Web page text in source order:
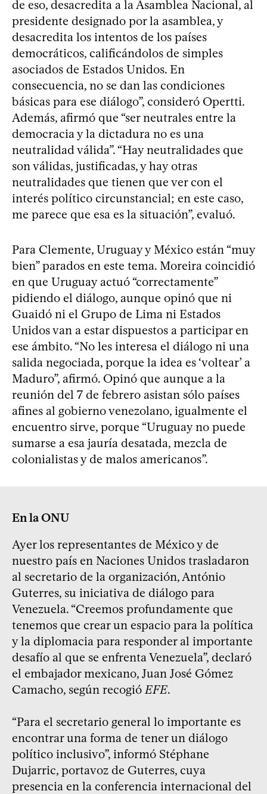
de eso, desacredita a la Asamblea Nacional, al
presidente designado por la asamblea, y
desacredita los intentos de los países
democráticos, calificándolos de simples
asociados de Estados Unidos. En
consecuencia, no se dan las condiciones
básicas para ese diálogo”, consideró Opertti.
Además, afirmó que “ser neutrales entre la
democracia y la dictadura no es una
neutralidad válida”. “Hay neutralidades que
son válidas, justificadas, y hay otras
neutralidades que tienen que ver con el
interés político circunstancial; en este caso,
me parece que esa es la situación”, evaluó.
Para Clemente, Uruguay y México están “muy
bien” parados en este tema. Moreira coincidió
en que Uruguay actuó “correctamente”
pidiendo el diálogo, aunque opinó que ni
Guaidó ni el Grupo de Lima ni Estados
Unidos van a estar dispuestos a participar en
ese ámbito. “No les interesa el diálogo ni una
salida negociada, porque la idea es ‘voltear’ a
Maduro”, afirmó. Opinó que aunque a la
reunión del 7 de febrero asistan sólo países
afines al gobierno venezolano, igualmente el
encuentro sirve, porque “Uruguay no puede
sumarse a esa jauría desatada, mezcla de
colonialistas y de malos americanos”.
En la ONU
Ayer los representantes de México y de
nuestro país en Naciones Unidos trasladaron
al secretario de la organización, António
Guterres, su iniciativa de diálogo para
Venezuela. “Creemos profundamente que
tenemos que crear un espacio para la política
y la diplomacia para responder al importante
desafío al que se enfrenta Venezuela”, declaró
el embajador mexicano, Juan José Gómez
Camacho, según recogió EFE.
“Para el secretario general lo importante es
encontrar una forma de tener un diálogo
político inclusivo”, informó Stéphane
Dujarric, portavoz de Guterres, cuya
presencia en la conferencia internacional del